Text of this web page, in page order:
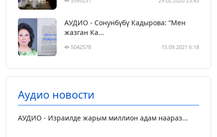
АУДИО - Сонунбүбү Кадырова: “Мен
жазган Ка...
5042578 15.09.2021 6:18
Аудио новости
АУДИО - Израилде жарым миллион адам наараз...